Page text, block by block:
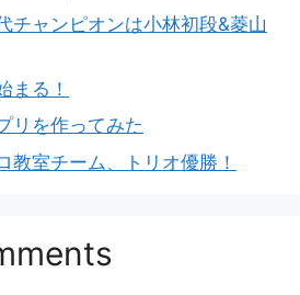
チャンピオンは小林初段&菱山
まる！
リを作ってみた
教室チーム、トリオ優勝！